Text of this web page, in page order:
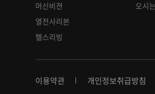
머신비젼
열전사리본
헬스리빙
오시
이용약관 개인정보취급방침